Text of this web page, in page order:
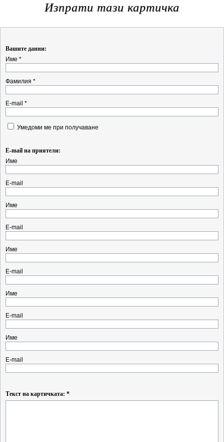
Изпрати тази картичка
Вашите данни:
Име *
Фамилия *
E-mail *
Умедоми ме при получаване
E-mail на приятели:
Име
E-mail
Име
E-mail
Име
E-mail
Име
E-mail
Име
E-mail
Текст на картичката: *